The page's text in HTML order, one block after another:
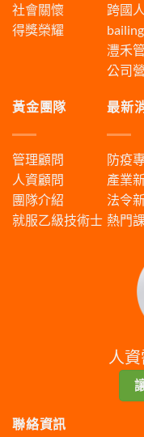
社會關懷
得獎榮耀
跨國
灃禾
公司
黃金團隊
管理顧問
人資顧問
團隊介紹
就服乙級技術士
最新
防疫
產業
法令
熱門
人
聯絡資訊